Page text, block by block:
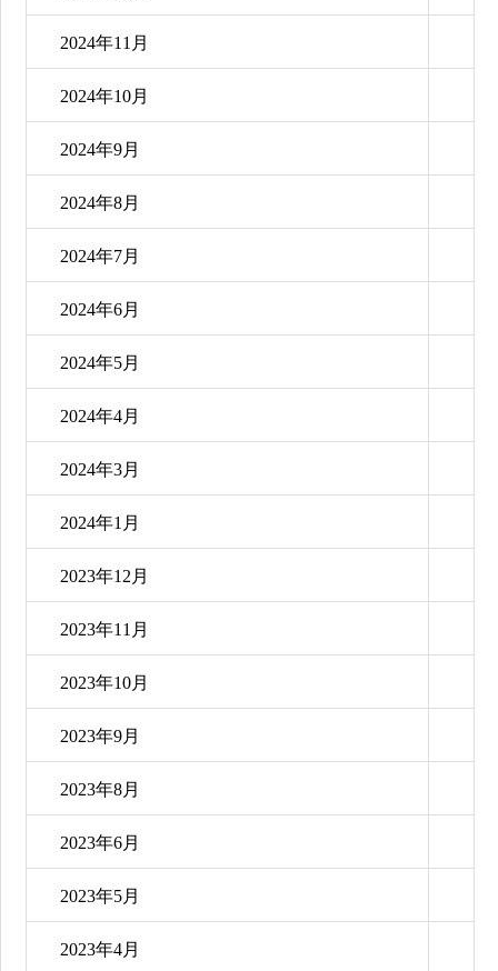
2024年11月
2024年10月
2024年9月
2024年8月
2024年7月
2024年6月
2024年5月
2024年4月
2024年3月
2024年1月
2023年12月
2023年11月
2023年10月
2023年9月
2023年8月
2023年6月
2023年5月
2023年4月